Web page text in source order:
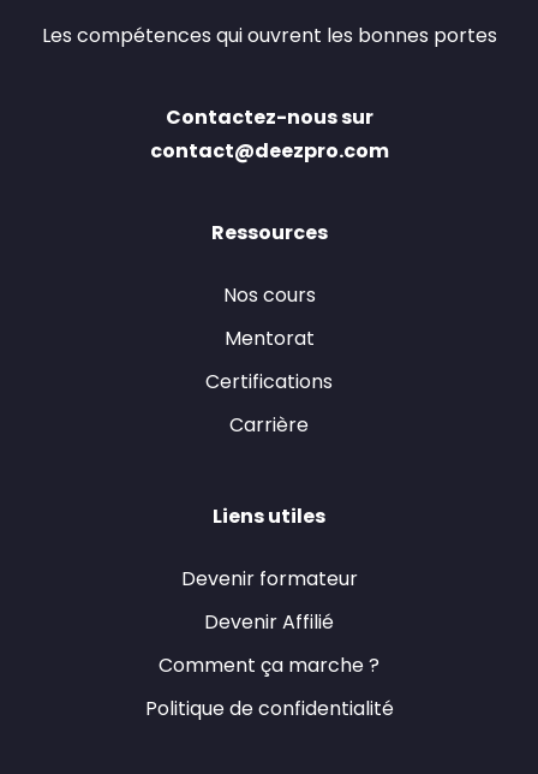
Les compétences qui ouvrent les bonnes portes
Contactez-nous sur
contact@deezpro.com
Ressources
Nos cours
Mentorat
Certifications
Carrière
Liens utiles
Devenir formateur
Devenir Affilié
Comment ça marche ?
Politique de confidentialité